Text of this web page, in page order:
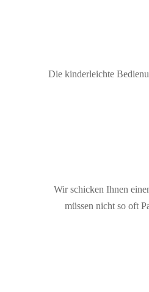
Die kinderleichte
Wir schicken Ihnen
müssen nicht so oft